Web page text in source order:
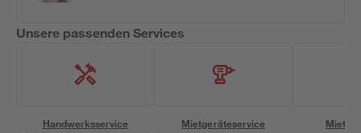
Unsere passenden Services
Handwerksservice Mietgeräteservice